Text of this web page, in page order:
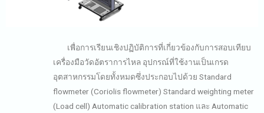
เพื่อการเรียนเชิงปฏิบัติการที่เกี่ยวข้องกับการสอบเทียบ
เครื่องมือวัดอัตราการไหล อุปกรณ์ที่ใช้งานเป็นเกรด
อุตสาหกรรมโดยทั้งหมดซึ่งประกอบไปด้วย Standard
flowmeter (Coriolis flowmeter) Standard weighting meter
(Load cell) Automatic calibration station และ Automatic